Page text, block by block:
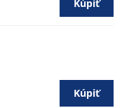
Kúpiť
Kúpiť